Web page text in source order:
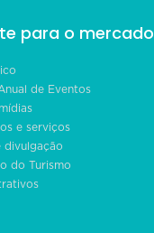
para o mercado
de Eventos
e serviços
divulgação
do Turismo